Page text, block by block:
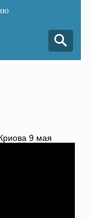
9 мая